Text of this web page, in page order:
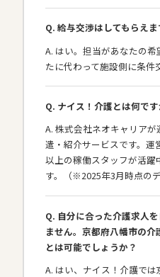
Q. 給与交渉はしてもらえま
A. はい。担当があなたの
たに代わって施設側に条件
Q. ナイス！介護とは何です
A. 株式会社ネオキャリア
遣・紹介サービスです。運
以上の稼働スタッフが活躍
す。（※2025年3月時点の
Q. 自分に合った介護求人
ません。京都府八幡市の
とは可能でしょうか？
A. はい、ナイス！介護で